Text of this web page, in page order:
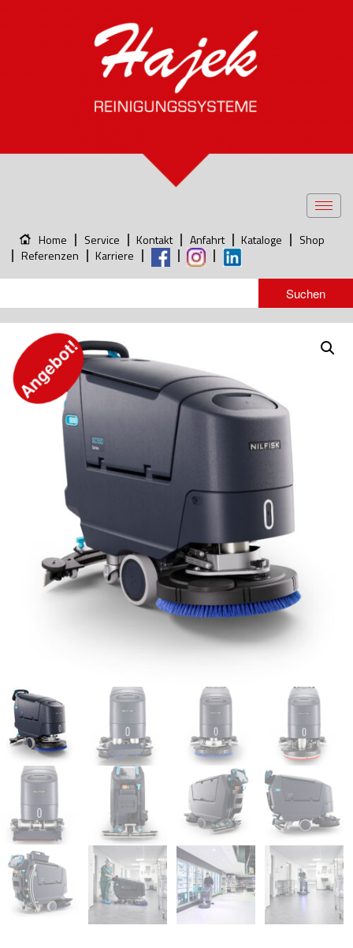
Home Service Kontakt Anfahrt Kataloge
Shop
Referenzen
Karriere
Angebot!